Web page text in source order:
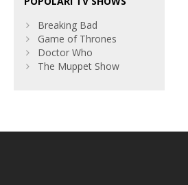
Breaking Bad
Game of Thrones
Doctor Who
The Muppet Show